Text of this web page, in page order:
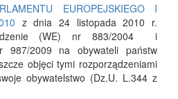
EUROPEJSKIEGO I
z dnia 24 listopada 2010 r.
(WE) nr 883/2004 ​ i
987/2009 na obywateli państw
objęci tymi rozporządzeniami
obywatelstwo (Dz.U. L.344 z